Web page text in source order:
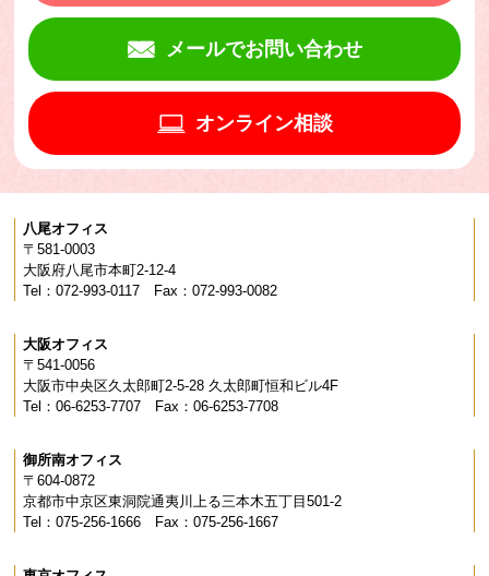
メールでお問い合わせ
オンライン相談
八尾オフィス
〒581-0003
大阪府八尾市本町2-12-4
Tel：072-993-0117 Fax：072-993-0082
大阪オフィス
〒541-0056
大阪市中央区久太郎町2-5-28 久太郎町恒和ビル4F
Tel：06-6253-7707 Fax：06-6253-7708
御所南オフィス
〒604-0872
京都市中京区東洞院通夷川上る三本木五丁目501-2
Tel：075-256-1666 Fax：075-256-1667